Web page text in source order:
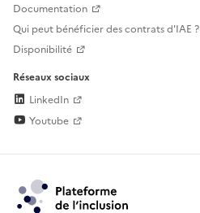
Documentation
Qui peut bénéficier des contrats d'IAE ?
Disponibilité
Réseaux sociaux
LinkedIn
Youtube